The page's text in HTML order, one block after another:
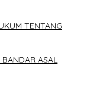
TENTANG
ASAL